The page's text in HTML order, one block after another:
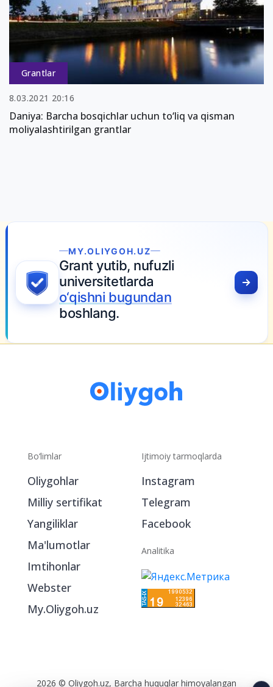
Grantlar
8.03.2021 20:16
Daniya: Barcha bosqichlar uchun to‘liq va qisman
moliyalashtirilgan grantlar
MY.OLIYGOH.UZ
Grant yutib, nufuzli
universitetlarda
o‘qishni bugundan
boshlang.
Bo‘limlar
Oliygohlar
Imtihonlar
Ijtimoiy tarmoqlarda
Telegram
Facebook
Analitika